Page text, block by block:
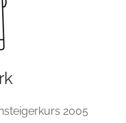
2005